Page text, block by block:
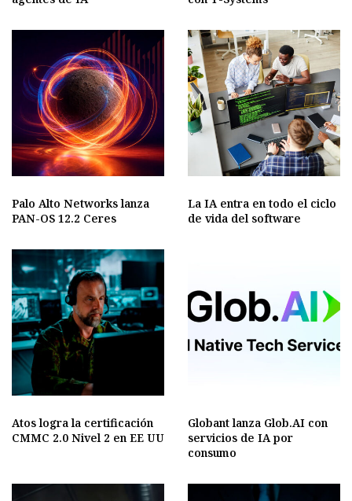
Palo Alto Networks lanza
PAN-OS 12.2 Ceres
La IA entra en todo el ciclo
de vida del software
Atos logra la certificación
CMMC 2.0 Nivel 2 en EE UU
Globant lanza Glob.AI con
servicios de IA por
consumo